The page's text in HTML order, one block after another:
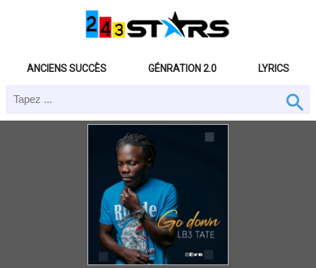
ANCIENS SUCCÈS GÉNRATION 2.0 LYRICS